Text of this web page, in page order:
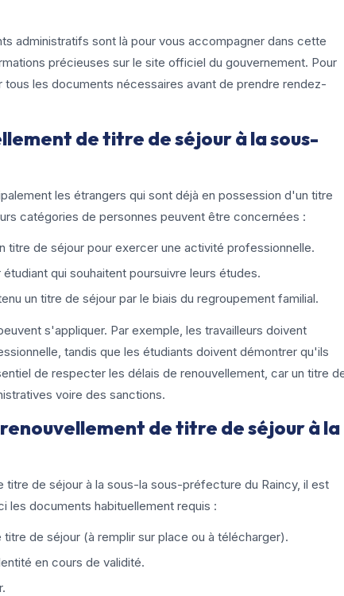
administratifs sont là pour vous accompagner dans cette
précieuses sur le site officiel du gouvernement. Pour
les documents nécessaires avant de prendre rendez-
de titre de séjour à la sous-
les étrangers qui sont déjà en possession d'un titre
catégories de personnes peuvent être concernées :
titre de séjour pour exercer une activité professionnelle.
qui souhaitent poursuivre leurs études.
un titre de séjour par le biais du regroupement familial.
s'appliquer. Par exemple, les travailleurs doivent
tandis que les étudiants doivent démontrer qu'ils
de respecter les délais de renouvellement, car un titre
voire des sanctions.
de titre de séjour à la
de séjour à la sous-la sous-préfecture du Raincy, il est
les documents habituellement requis :
de séjour (à remplir sur place ou à télécharger).
en cours de validité.